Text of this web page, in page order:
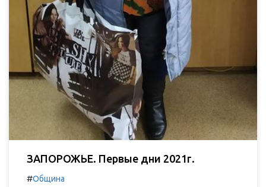
ЗАПОРОЖЬЕ. Первые дни 2021г.
#Община